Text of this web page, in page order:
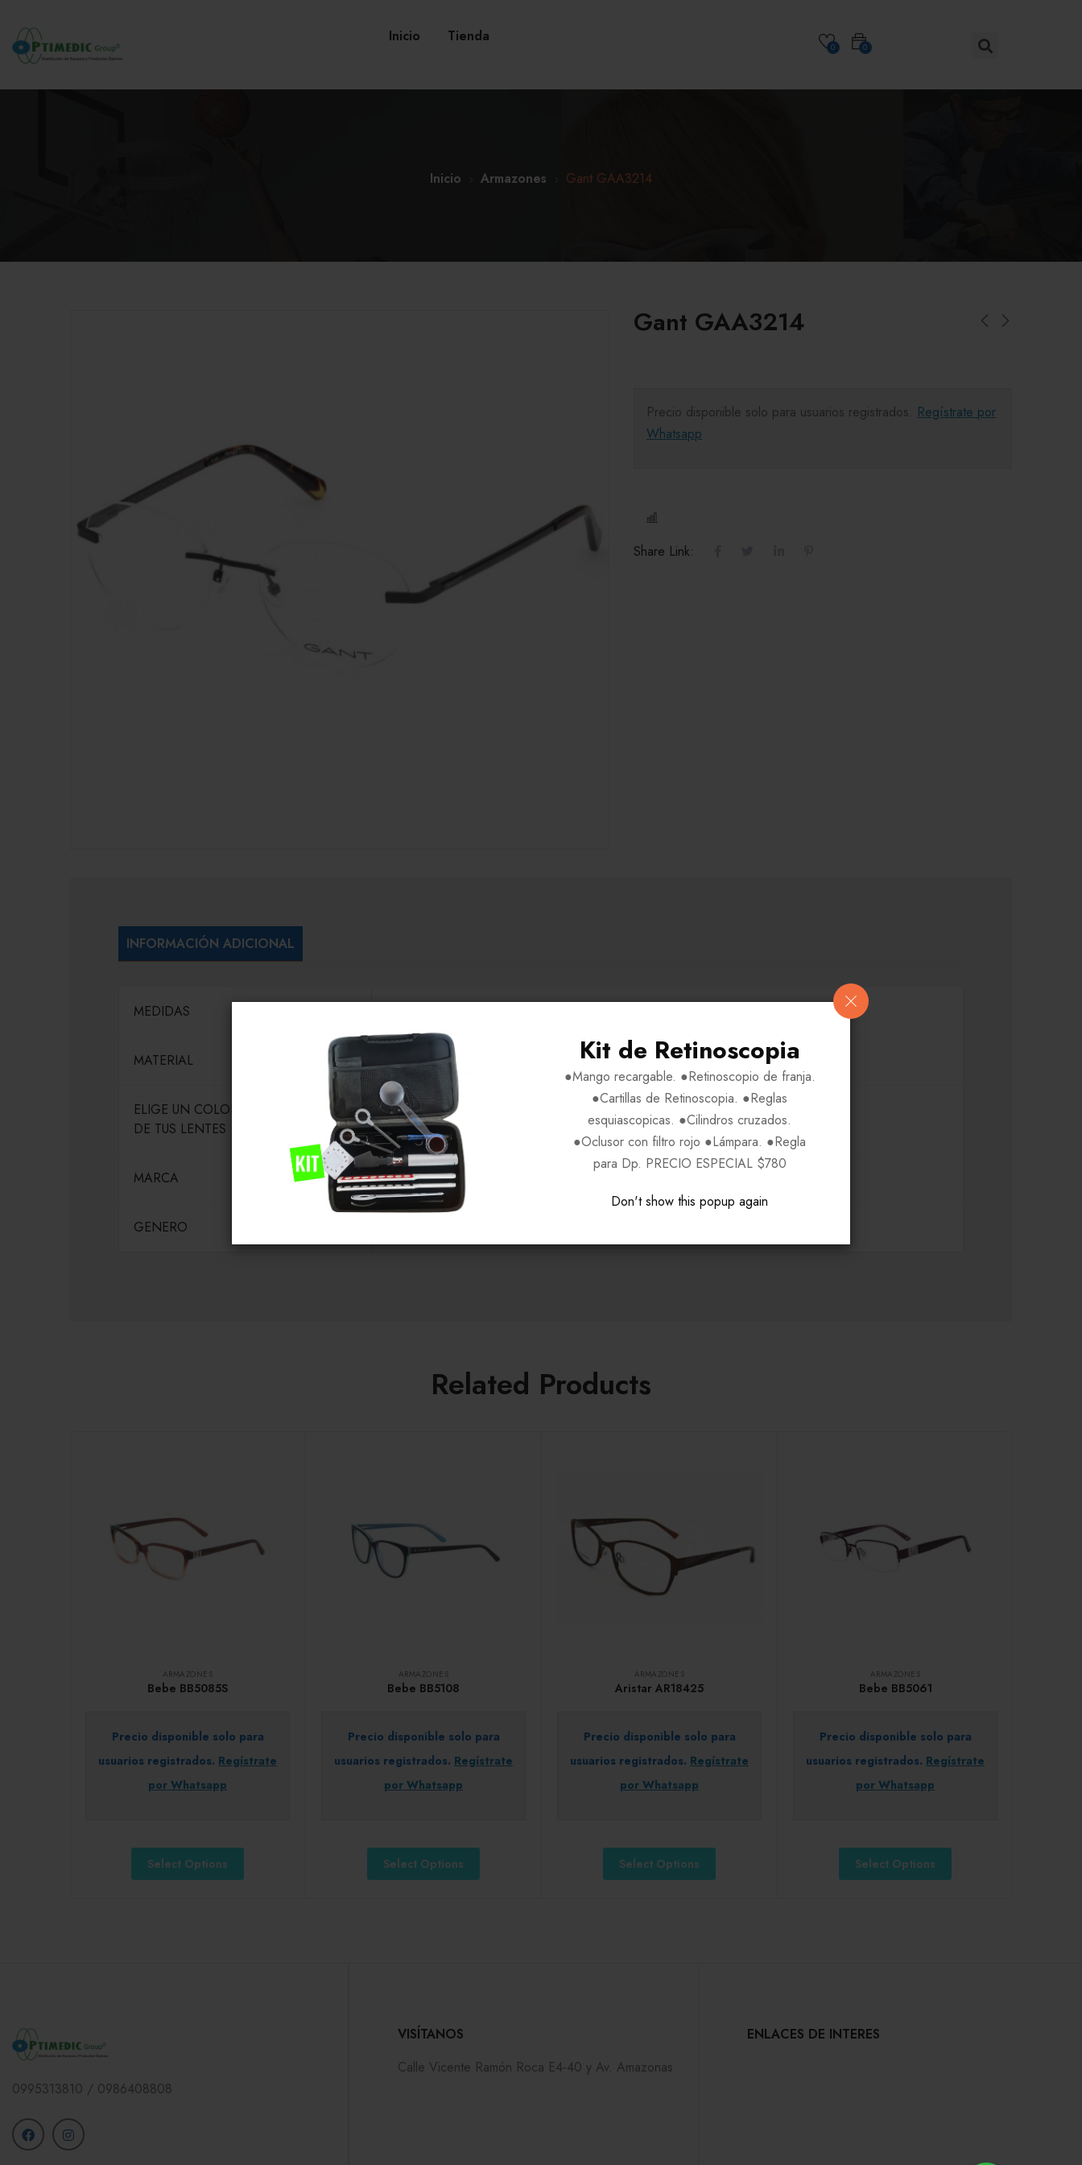
Kit de Retinoscopia
●Mango recargable. ●Retinoscopio de franja.
●Cartillas de Retinoscopia. ●Reglas
esquiascopicas. ●Cilindros cruzados.
●Oclusor con filtro rojo ●Lámpara. ●Regla
para Dp. PRECIO ESPECIAL $780
Don't show this popup again
Inicio Tienda
0
0
Inicio Armazones Gant GAA3214
Gant GAA3214
Precio disponible solo para usuarios registrados. Regístrate por
Whatsapp
Share Link:
INFORMACIÓN ADICIONAL
MEDIDAS
MATERIAL Metal al Aire
ELIGE UN COLOR PARA EL MARCO
DE TUS LENTES
Negro C001
MARCA GANT
GENERO
Related Products
ARMAZONES
Bebe BB5085S
Precio disponible solo para
usuarios registrados. Regístrate
por Whatsapp
Select Options
ARMAZONES
Bebe BB5108
Precio disponible solo para
usuarios registrados. Regístrate
por Whatsapp
Select Options
ARMAZONES
Aristar AR18425
Precio disponible solo para
usuarios registrados. Regístrate
por Whatsapp
Select Options
ARMAZONES
Bebe BB5061
Precio disponible solo para
usuarios registrados. Regístrate
por Whatsapp
Select Options
0995313810 / 0986408808
VISÍTANOS
Calle Vicente Ramón Roca E4-40 y Av. Amazonas
ENLACES DE INTERES